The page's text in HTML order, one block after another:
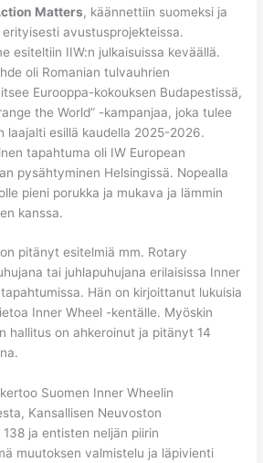
Matters, käännettiin suomeksi ja
avustusprojekteissa.
esiteltiin IIW:n julkaisuissa keväällä.
oli Romanian tulvauhrien
Eurooppa-kokouksen Budapestissä,
the World” -kampanjaa, joka tulee
laajalti esillä kaudella 2025-2026.
tapahtuma oli IW European
pysähtyminen Helsingissä. Nopealla
pieni porukka ja mukava ja lämmin
kanssa.
pitänyt esitelmiä mm. Rotary
tai juhlapuhujana erilaisissa Inner
Hän on kirjoittanut lukuisia
Inner Wheel -kentälle. Myöskin
hallitus on ahkeroinut ja pitänyt 14
Suomen Inner Wheelin
Kansallisen Neuvoston
ja entisten neljän piirin
muutoksen valmistelu ja läpivienti